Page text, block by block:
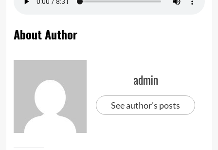
About Author
admin
See author's posts